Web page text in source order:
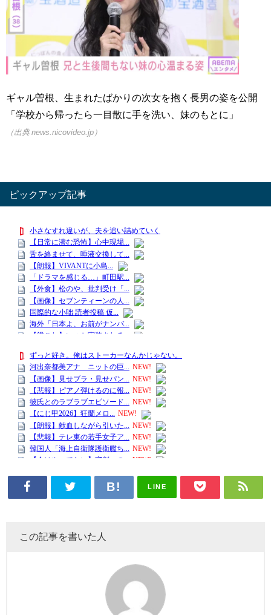
ギャル曽根、生まれたばかりの次女を抱く長男の姿を公開
「学校から帰ったら一目散に手を洗い、妹のもとに」
（出典 news.nicovideo.jp）
ピックアップ記事
LINE
この記事を書いた人